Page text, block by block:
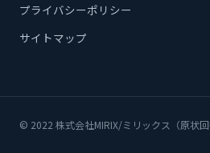
プライバシーポリシー
サイトマップ
© 2022 株式会社MIRIX/ミリックス（原状